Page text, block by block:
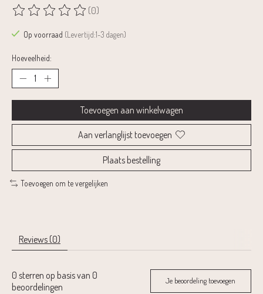
De beoordeling van dit product is
(0)
Op voorraad (Levertijd:1-3 dagen)
Hoeveelheid:
Toevoegen aan winkelwagen
Aan verlanglijst toevoegen
Plaats bestelling
Toevoegen om te vergelijken
Reviews (0)
0 sterren op basis van 0
beoordelingen
Je beoordeling toevoegen